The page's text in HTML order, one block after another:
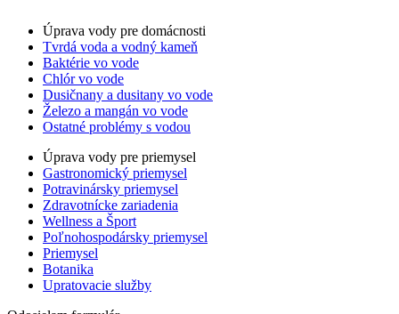
Úprava vody pre domácnosti
Tvrdá voda a vodný kameň
Baktérie vo vode
Chlór vo vode
Dusičnany a dusitany vo vode
Železo a mangán vo vode
Ostatné problémy s vodou
Úprava vody pre priemysel
Gastronomický priemysel
Potravinársky priemysel
Zdravotnícke zariadenia
Wellness a Šport
Poľnohospodársky priemysel
Priemysel
Botanika
Upratovacie služby